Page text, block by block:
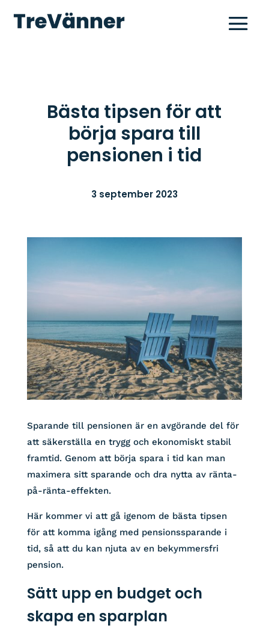
Bästa tipsen för att
börja spara till
pensionen i tid
3 september 2023
Sparande till pensionen är en avgörande del för
att säkerställa en trygg och ekonomiskt stabil
framtid. Genom att börja spara i tid kan man
maximera sitt sparande och dra nytta av ränta-
på-ränta-effekten.
Här kommer vi att gå igenom de bästa tipsen
för att komma igång med pensionssparande i
tid, så att du kan njuta av en bekymmersfri
pension.
Sätt upp en budget och
skapa en sparplan